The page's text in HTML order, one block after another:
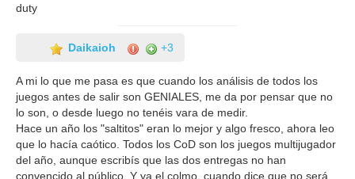
duty
Daikaioh +3
A mi lo que me pasa es que cuando los análisis de todos los
juegos antes de salir son GENIALES, me da por pensar que no
lo son, o desde luego no tenéis vara de medir.
Hace un año los "saltitos" eran lo mejor y algo fresco, ahora leo
que lo hacía caótico. Todos los CoD son los juegos multijugador
del año, aunque escribís que las dos entregas no han
convencido al público. Y ya el colmo, cuando dice que no será